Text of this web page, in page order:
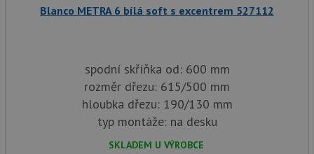
Blanco METRA 6 bílá soft s excentrem 527112
spodní skříňka od: 600 mm
rozměr dřezu: 615/500 mm
hloubka dřezu: 190/130 mm
typ montáže: na desku
SKLADEM U VÝROBCE